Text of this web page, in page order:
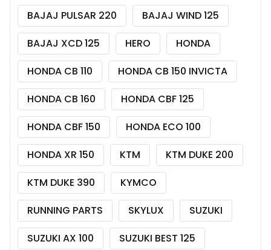
BAJAJ PULSAR 220
BAJAJ WIND 125
BAJAJ XCD 125
HERO
HONDA
HONDA CB 110
HONDA CB 150 INVICTA
HONDA CB 160
HONDA CBF 125
HONDA CBF 150
HONDA ECO 100
HONDA XR 150
KTM
KTM DUKE 200
KTM DUKE 390
KYMCO
RUNNING PARTS
SKYLUX
SUZUKI
SUZUKI AX 100
SUZUKI BEST 125